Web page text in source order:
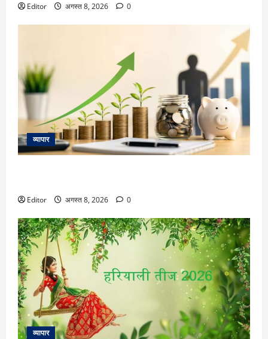
Editor अगस्त 8, 2026 0
व्यापार
Editor अगस्त 8, 2026 0
व्यापार